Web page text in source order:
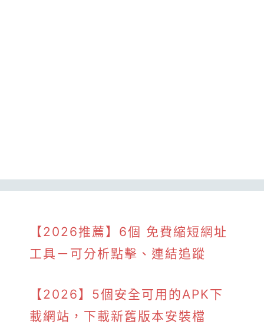
【2026推薦】6個 免費縮短網址
工具－可分析點擊、連結追蹤
【2026】5個安全可用的APK下
載網站，下載新舊版本安裝檔